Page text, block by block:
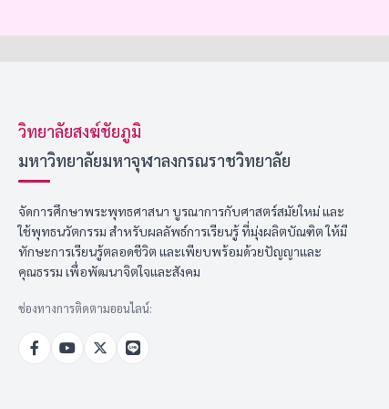
วิทยาลัยสงฆ์ชัยภูมิ
มหาวิทยาลัยมหาจุฬาลงกรณราชวิทยาลัย
จัดการศึกษาพระพุทธศาสนา บูรณาการกับศาสตร์สมัยใหม่ และ
ใช้พุทธนวัตกรรม สำหรับผลลัพธ์การเรียนรู้ ที่มุ่งผลิตบัณฑิต ให้มี
ทักษะการเรียนรู้ตลอดชีวิต และเพียบพร้อมด้วยปัญญาและ
คุณธรรม เพื่อพัฒนาจิตใจและสังคม
ช่องทางการติดตามออนไลน์: